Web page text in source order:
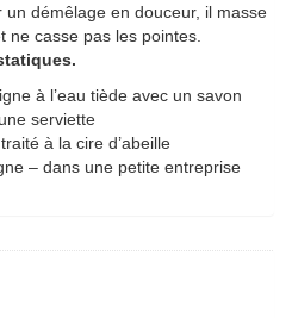
un démêlage en douceur, il masse
ne casse pas les pointes.
à l’eau tiède avec un savon
serviette
à la cire d’abeille
– dans une petite entreprise